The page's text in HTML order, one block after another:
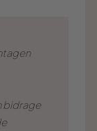
bidrage